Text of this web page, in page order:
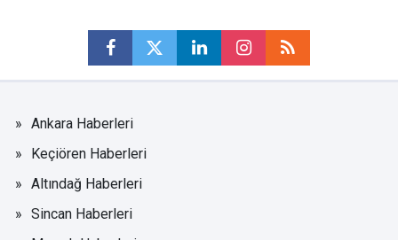
Ankara Haberleri
Keçiören Haberleri
Altındağ Haberleri
Sincan Haberleri